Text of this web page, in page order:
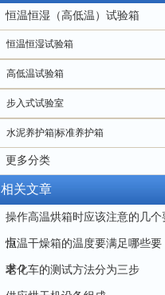
恒温恒湿（高低温）试验箱
恒温恒湿试验箱
高低温试验箱
步入式试验室
水泥养护箱|标准养护箱
更多分类
相关文章
操作高温烘箱时应该注意的几个
点
恒温干燥箱的温度要满足哪些要
求？
老化车的测试方法分为三步